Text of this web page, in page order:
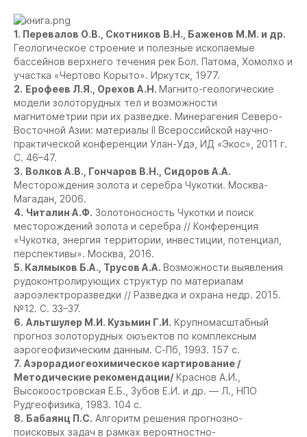
1. Перевалов О.В., Скотников В.Н., Баженов М.М. и др.
Геологическое строение и полезные ископаемые
бассейнов верхнего течения рек Бол. Патома, Хомолхо и
участка «Чертово Корыто». Иркутск, 1977.
2. Ерофеев Л.Я., Орехов А.Н. Магнито-геологические
модели золоторудных тел и возможности
магнитометрии при их разведке. Минерагения Северо-
Восточной Азии: материалы II Всероссийской научно-
практической конференции Улан-Удэ, ИД «Экос», 2011 г.
С. 46–47.
3. Волков А.В., Гончаров В.Н., Сидоров А.А.
Месторождения золота и серебра Чукотки. Москва-
Магадан, 2006.
4. Читалин А.Ф. Золотоносность Чукотки и поиск
месторождений золота и серебра // Конференция
«Чукотка, энергия территории, инвестиции, потенциал,
перспективы». Москва, 2016.
5. Калмыков Б.А., Трусов А.А. Возможности выявления
рудоконтролирующих структур по материалам
аэроэлектроразведки // Разведка и охрана недр. 2015.
№12. С. 33–37.
6. Альтшулер М.И. Кузьмин Г.И. Крупномасштабный
прогноз золоторудных оюъектов по комплексным
аэрогеофизическим данным. С-Пб, 1993. 157 с.
7. Аэрорадиогеохимическое картирование /
Методические рекомендации/ Краснов А.И.,
Высокоостровская Е.Б., Зубов Е.И. и др. — Л., НПО
Рудгеофизика, 1983. 104 с.
8. Бабаянц П.С. Алгоритм решения прогнозно-
поисковых задач в рамках вероятностно-